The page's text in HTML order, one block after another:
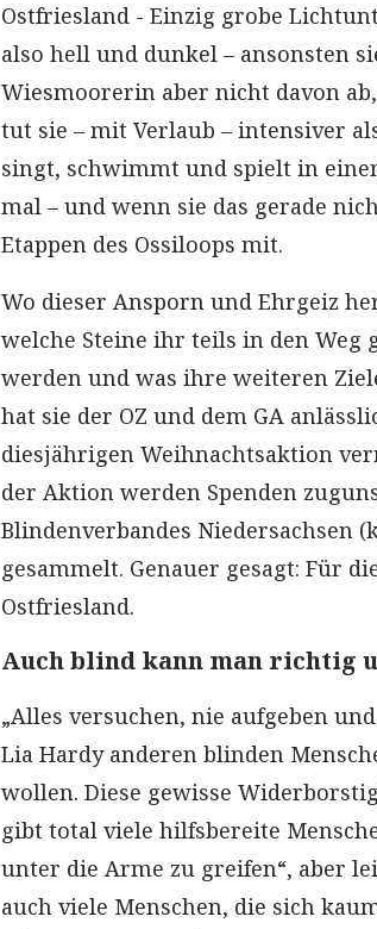
Ostfriesland - Einzig grobe
also hell und dunkel – ansonsten
Wiesmoorerin aber nicht davon
tut sie – mit Verlaub – intensiver
singt, schwimmt und spielt in
mal – und wenn sie das gerade
Etappen des Ossiloops mit.
Wo dieser Ansporn und Ehrgeiz
welche Steine ihr teils in den Weg
werden und was ihre weiteren
hat sie der OZ und dem GA
diesjährigen Weihnachtsaktion
der Aktion werden Spenden
Blindenverbandes Niedersachsen
gesammelt. Genauer gesagt: Für
Ostfriesland.
Auch blind kann man richtig
„Alles versuchen, nie aufgeben
Lia Hardy anderen blinden
wollen. Diese gewisse
gibt total viele hilfsbereite
unter die Arme zu greifen“, aber
auch viele Menschen, die sich